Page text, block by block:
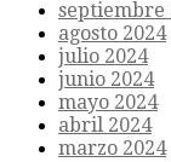
septiembre
agosto 2024
julio 2024
junio 2024
mayo 2024
abril 2024
marzo 2024